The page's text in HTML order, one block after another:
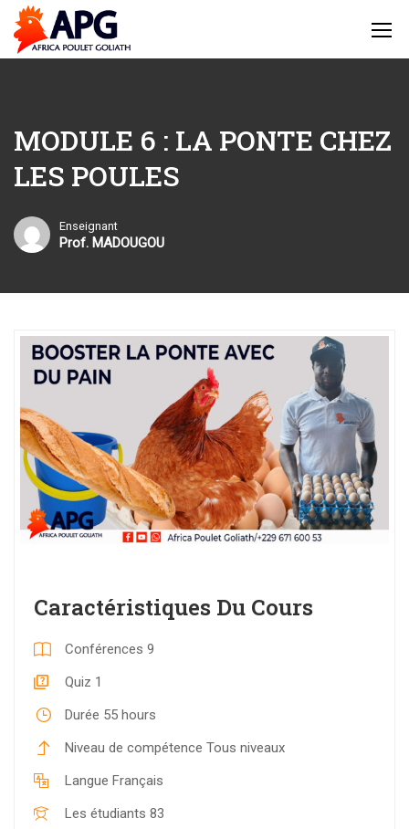
Home
Formations Avicoles – Devenez Expert avec APG
Formations
MODULE 6 : LA PONTE CHEZ
LES POULES
Enseignant
Prof. MADOUGOU
Caractéristiques Du Cours
Conférences 9
Quiz 1
Durée 55 hours
Niveau de compétence Tous niveaux
Langue Français
Les étudiants 83